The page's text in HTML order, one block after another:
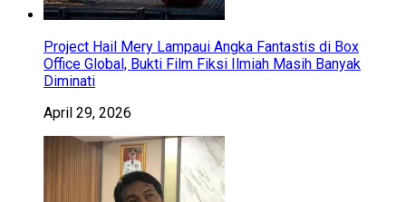
Project Hail Mery Lampaui Angka Fantastis di Box
Office Global, Bukti Film Fiksi Ilmiah Masih Banyak
Diminati
April 29, 2026